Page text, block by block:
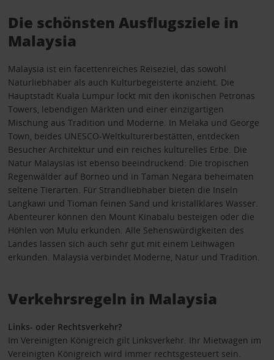
Die schönsten Ausflugsziele in
Malaysia
Malaysia ist ein facettenreiches Reiseziel, das sowohl
Naturliebhaber als auch Kulturbegeisterte anzieht. Die
Hauptstadt Kuala Lumpur lockt mit den ikonischen Petronas
Towers, lebendigen Märkten und einer einzigartigen
Mischung aus Tradition und Moderne. In Melaka und George
Town, beides UNESCO-Weltkulturerbestätten, entdecken
Besucher Architektur und ein reiches kulturelles Erbe. Die
Natur Malaysias ist ebenso beeindruckend: Die tropischen
Regenwälder auf Borneo und in Taman Negara beheimaten
seltene Tierarten. Für Strandliebhaber bieten die Inseln
Langkawi und Tioman feinen Sand und kristallklares Wasser.
Abenteurer können den Mount Kinabalu besteigen oder die
Höhlen von Mulu erkunden. Alle Sehenswürdigkeiten des
Landes lassen sich auch sehr gut mit einem Leihwagen
erkunden. Malaysia verbindet Moderne, Natur und Tradition.
Verkehrsregeln in Malaysia
Links- oder Rechtsverkehr?
Im Vereinigten Königreich gilt Linksverkehr. Ihr Mietwagen im
Vereinigten Königreich wird immer rechtsgesteuert sein.